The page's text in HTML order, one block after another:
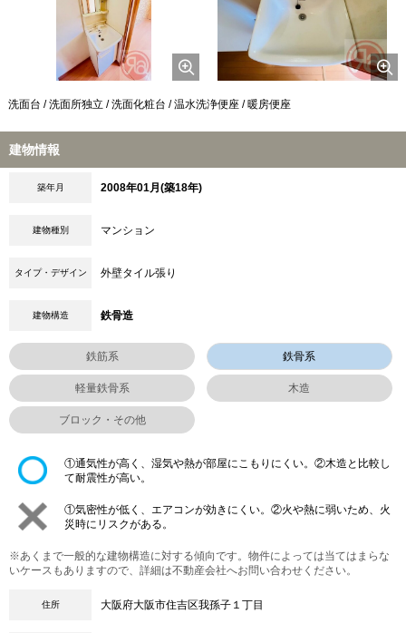
洗面台 / 洗面所独立 / 洗面化粧台 / 温水洗浄便座 / 暖房便座
建物情報
築年月 2008年01月(築18年)
建物種別 マンション
タイプ・デザイン 外壁タイル張り
建物構造 鉄骨造
鉄筋系 鉄骨系
軽量鉄骨系 木造
ブロック・その他
①通気性が高く、湿気や熱が部屋にこもりにくい。②木造と比較し
て耐震性が高い。
①気密性が低く、エアコンが効きにくい。②火や熱に弱いため、火
災時にリスクがある。
※あくまで一般的な建物構造に対する傾向です。物件によっては当てはまらな
いケースもありますので、詳細は不動産会社へお問い合わせください。
住所 大阪府大阪市住吉区我孫子１丁目